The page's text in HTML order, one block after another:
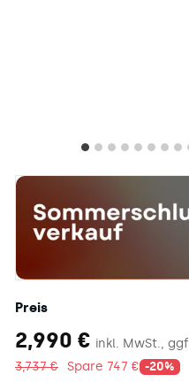
Preis
2,990 € 2.990
€
inkl. MwSt.,
3,737 €3.737
Spare 747 € -20%